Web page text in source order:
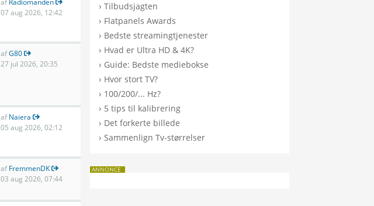
afRadiomanden
07 aug 2026, 12:42
afG80
27 jul 2026, 20:35
afNaiera
05 aug 2026, 02:12
afFremmenDK
03 aug 2026, 07:44
›Tilbudsjagten
› Flatpanels Awards
› Bedste streamingtjenester
› Hvad er Ultra HD & 4K?
› Guide: Bedste mediebokse
› Hvor stort TV?
› 100/200/... Hz?
› 5 tips til kalibrering
› Det forkerte billede
›Sammenlign Tv-størrelser
ANNONCE